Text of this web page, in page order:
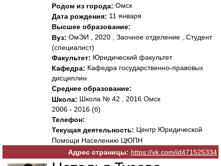
Родом из города: Омск
Дата рождения: 11 января
Высшее образование:
Вуз: ОмЭИ , 2020 , Заочное отделение , Студент
(специалист)
Факультет: Юридический факультет
Кафедра: Кафедра государственно-правовых
дисциплин
Среднее образование:
Школа: Школа № 42 , 2016 Омск
2006 - 2016 (б)
Телефон:
Текущая деятельность: Центр Юридической
Помощи Населению ЦЮПН
Адрес страницы: https://vk.com/id471525334